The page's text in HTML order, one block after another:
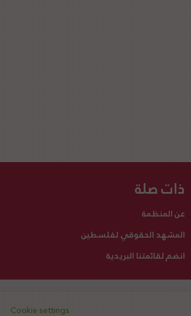
ذات صلة
عن المنظمة
المشهد الحقوقي لفلسطين
انضم لقائمتنا البريدية
اتصل بنا تبرع لنا
Cookie settings